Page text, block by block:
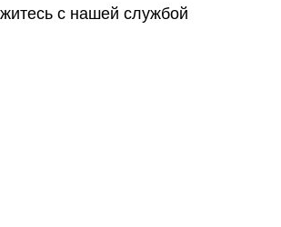
с нашей службой